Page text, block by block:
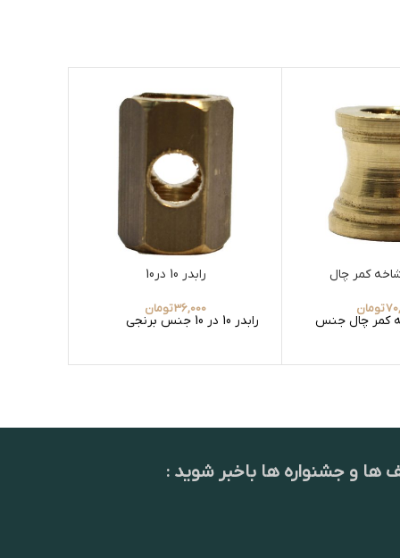
کمر چال
تومان
کمر چال جنس
رابدر 10 در10
36,000تومان
رابدر 10 در 10 جنس برنجی
ها و جشنواره ها باخبر شوید :